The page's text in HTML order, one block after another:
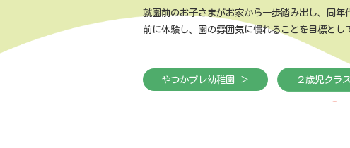
就園前のお子さまがお家から一歩踏み出し、同
前に体験し、園の雰囲気に慣れることを目標とし
やつかプレ幼稚園 ＞ ２歳児クラ